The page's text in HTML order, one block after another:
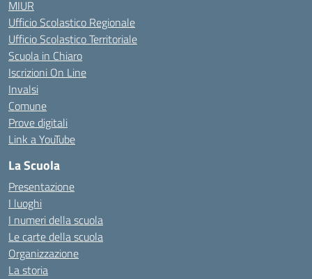
MIUR
Ufficio Scolastico Regionale
Ufficio Scolastico Territoriale
Scuola in Chiaro
Iscrizioni On Line
Invalsi
Comune
Prove digitali
Link a YouTube
La Scuola
Presentazione
I luoghi
I numeri della scuola
Le carte della scuola
Organizzazione
La storia